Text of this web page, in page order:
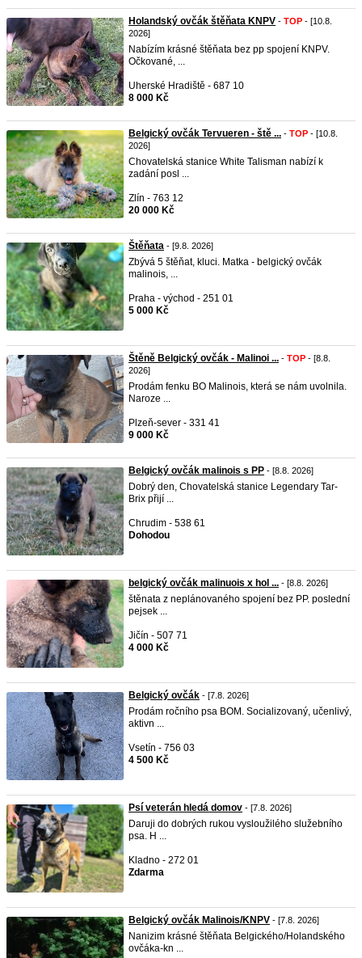
Holandský ovčák štěňata KNPV - TOP - [10.8.
2026]
Nabízím krásné štěňata bez pp spojení KNPV.
Očkované, ...
Uherské Hradiště - 687 10
8 000 Kč
Belgický ovčák Tervueren - ště ... - TOP - [10.8.
2026]
Chovatelská stanice White Talisman nabízí k
zadání posl ...
Zlín - 763 12
20 000 Kč
Štěňata - [9.8. 2026]
Zbývá 5 štěňat, kluci. Matka - belgický ovčák
malinois, ...
Praha - východ - 251 01
5 000 Kč
Štěně Belgický ovčák - Malinoi ... - TOP - [8.8.
2026]
Prodám fenku BO Malinois, která se nám uvolnila.
Naroze ...
Plzeň-sever - 331 41
9 000 Kč
Belgický ovčák malinois s PP - [8.8. 2026]
Dobrý den, Chovatelská stanice Legendary Tar-
Brix přijí ...
Chrudim - 538 61
Dohodou
belgický ovčák malinuois x hol ... - [8.8. 2026]
štěnata z neplánovaného spojení bez PP. poslední
pejsek ...
Jičín - 507 71
4 000 Kč
Belgický ovčák - [7.8. 2026]
Prodám ročního psa BOM. Socializovaný, učenlivý,
aktivn ...
Vsetín - 756 03
4 500 Kč
Psí veterán hledá domov - [7.8. 2026]
Daruji do dobrých rukou vysloužilého služebního
psa. H ...
Kladno - 272 01
Zdarma
Belgický ovčák Malinois/KNPV - [7.8. 2026]
Nanizim krásné štěňata Belgického/Holandského
ovčáka-kn ...